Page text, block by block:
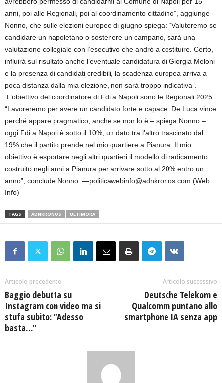
anni, poi alle Regionali, poi al coordinamento cittadino”, aggiunge
Nonno, che sulle elezioni europee di giugno spiega: “Valuteremo se
candidare un napoletano o sostenere un campano, sarà una
valutazione collegiale con l’esecutivo che andrò a costituire. Certo,
influirà sul risultato anche l’eventuale candidatura di Giorgia Meloni
e la presenza di candidati credibili, la scadenza europea arriva a
poca distanza dalla mia elezione, non sarà troppo indicativa”.
L’obiettivo del coordinatore di Fdi a Napoli sono le Regionali 2025:
“Lavoreremo per avere un candidato forte e capace. De Luca vince
perché appare pragmatico, anche se non lo è – spiega Nonno –
oggi Fdi a Napoli è sotto il 10%, un dato tra l’altro trascinato dal
19% che il partito prende nel mio quartiere a Pianura. Il mio
obiettivo è esportare negli altri quartieri il modello di radicamento
costruito negli anni a Pianura per arrivare sotto al 20% entro un
anno”, conclude Nonno. —politicawebinfo@adnkronos.com (Web
Info)
TAGS ADNKRONOS ULTIMORA
Articolo precedente
Baggio debutta su
Instagram con video ma si
stufa subito: “Adesso
basta…”
Articolo successivo
Deutsche Telekom e
Qualcomm puntano allo
smartphone IA senza app